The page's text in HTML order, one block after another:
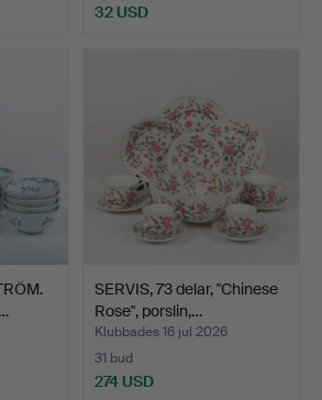
32 USD
SERVIS, 73 delar, "Chinese
Rose", porslin,…
Klubbades 16 jul 2026
31 bud
274 USD